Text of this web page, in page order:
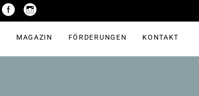
MAGAZIN FÖRDERUNGEN KONTAKT